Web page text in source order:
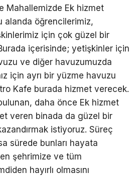
Mahallemizde Ek hizmet
alanda öğrencilerimiz,
için çok güzel bir
içerisinde; yetişkinler için
ve diğer havuzumuzda
için ayrı bir yüzme havuzu
Kafe burada hizmet verecek.
daha önce Ek hizmet
veren binada da güzel bir
istiyoruz. Süreç
sürede bunları hayata
şehrimize ve tüm
hayırlı olmasını